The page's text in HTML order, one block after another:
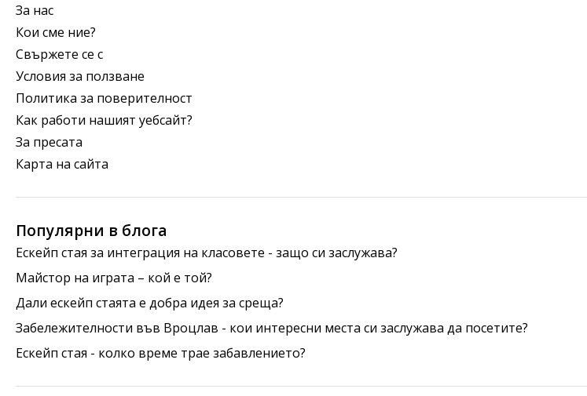
За нас
Кои сме ние?
Свържете се с
Условия за ползване
Политика за поверителност
Как работи нашият уебсайт?
За пресата
Карта на сайта
Популярни в блога
Ескейп стая за интеграция на класовете - защо си заслужава?
Майстор на играта – кой е той?
Дали ескейп стаята е добра идея за среща?
Забележителности във Вроцлав - кои интересни места си заслужава да посетите?
Ескейп стая - колко време трае забавлението?